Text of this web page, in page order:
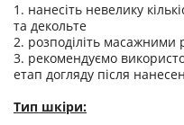
1. нанесіть невелику
та декольте
2. розподіліть масажними
3. рекомендуємо
етап догляду після
Тип шкіри: